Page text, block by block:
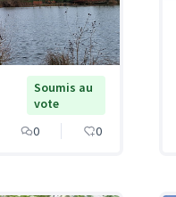
Soumis au
vote
0 0